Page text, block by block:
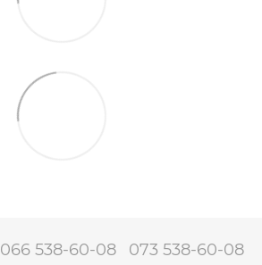
066 538-60-08 073 538-60-08